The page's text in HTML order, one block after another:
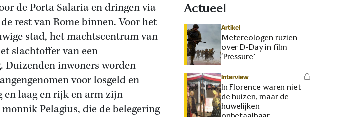
de Porta Salaria en dringen via
rest van Rome binnen. Voor het
stad, het machtscentrum van
slachtoffer van een
Duizenden inwoners worden
voor losgeld en
en laag en rijk en arm zijn
Pelagius, die de belegering
Actueel
Artikel
Metereologen ruziën
over D-Day in film
‘Pressure’
Interview
In Florence waren niet
de huizen, maar de
huwelijken